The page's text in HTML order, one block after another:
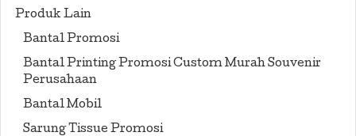
Produk Lain
Bantal Promosi
Bantal Printing Promosi Custom Murah Souvenir
Perusahaan
Bantal Mobil
Sarung Tissue Promosi